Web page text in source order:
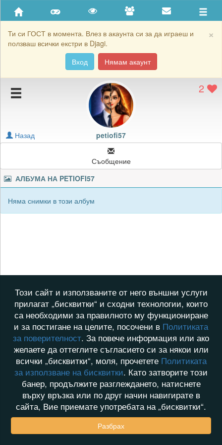
×
Ти си ГОСТ в момента. Влез в акаунта си за да играеш и
ползваш всички екстри в Djagi.
Вход
Нямам акаунт
Приятели
Хронология на игри
Подаръците на petiofi57
Картичките на petiofi57
Блокирай petiofi57
2
petiofi57
Назад
Съобщение
АЛБУМА НА PETIOFI57
Няма снимки в този албум
Този сайт и използваните от него външни услуги
прилагат „бисквитки“ и сходни технологии, които
са необходими за правилното му функциониране
и за постигане на целите, посочени в Политиката
за поверителност. За повече информация или ако
желаете да оттеглите съгласието си за някои или
всички „бисквитки“, моля, прочетете Политиката
за използване на бисквитки. Като затворите този
банер, продължите разглеждането, натиснете
върху връзка или по друг начин навигирате в
сайта, Вие приемате употребата на „бисквитки“.
Разбрах